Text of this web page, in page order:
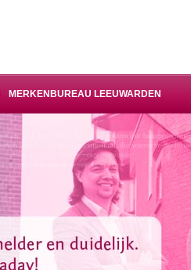
MERKENBUREAU LEEUWARDEN